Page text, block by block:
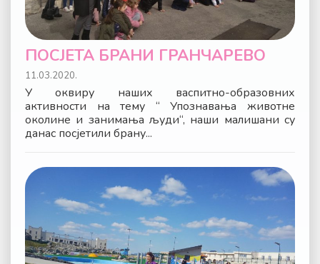
ПОСЈЕТА БРАНИ ГРАНЧАРЕВО
11.03.2020.
У оквиру наших васпитно-образовних
активности на тему “ Упознавања животне
околине и занимања људи“, наши малишани су
данас посјетили брану...